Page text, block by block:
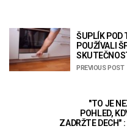
ŠUPLÍK POD
POUŽÍVALI
PREVIOUS POST
"TO JE
POHLED,
ZADRŽTE DECH"